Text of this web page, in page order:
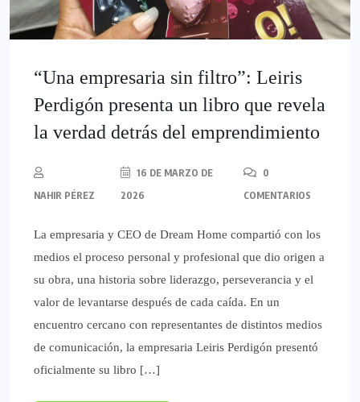
“Una empresaria sin filtro”: Leiris
Perdigón presenta un libro que revela
la verdad detrás del emprendimiento
NAHIR PÉREZ
16 DE MARZO DE
2026
0
COMENTARIOS
La empresaria y CEO de Dream Home compartió con los
medios el proceso personal y profesional que dio origen a
su obra, una historia sobre liderazgo, perseverancia y el
valor de levantarse después de cada caída. En un
encuentro cercano con representantes de distintos medios
de comunicación, la empresaria Leiris Perdigón presentó
oficialmente su libro […]